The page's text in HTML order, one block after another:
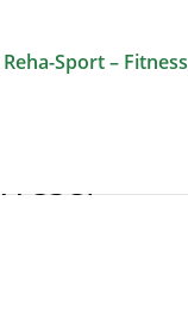
Reha-Sport – Fitness